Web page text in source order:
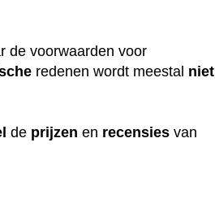
de voorwaarden voor
redenen wordt meestal niet
de prijzen en recensies van